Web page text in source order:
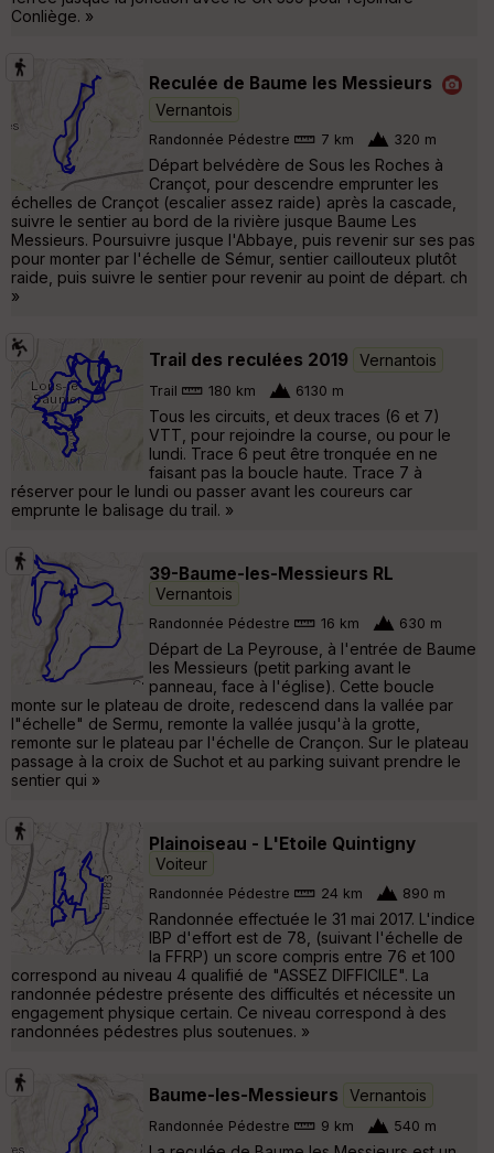
Conliège. »
Reculée de Baume les Messieurs
Vernantois
Randonnée Pédestre 7 km 320 m
Départ belvédère de Sous les Roches à
Crançot, pour descendre emprunter les
échelles de Crançot (escalier assez raide) après la cascade,
suivre le sentier au bord de la rivière jusque Baume Les
Messieurs. Poursuivre jusque l'Abbaye, puis revenir sur ses pas
pour monter par l'échelle de Sémur, sentier caillouteux plutôt
raide, puis suivre le sentier pour revenir au point de départ. ch
»
Trail des reculées 2019 Vernantois
Trail 180 km 6130 m
Tous les circuits, et deux traces (6 et 7)
VTT, pour rejoindre la course, ou pour le
lundi. Trace 6 peut être tronquée en ne
faisant pas la boucle haute. Trace 7 à
réserver pour le lundi ou passer avant les coureurs car
emprunte le balisage du trail. »
39-Baume-les-Messieurs RL
Vernantois
Randonnée Pédestre 16 km 630 m
Départ de La Peyrouse, à l'entrée de Baume
les Messieurs (petit parking avant le
panneau, face à l'église). Cette boucle
monte sur le plateau de droite, redescend dans la vallée par
l"échelle" de Sermu, remonte la vallée jusqu'à la grotte,
remonte sur le plateau par l'échelle de Crançon. Sur le plateau
passage à la croix de Suchot et au parking suivant prendre le
sentier qui »
Plainoiseau - L'Etoile Quintigny
Voiteur
Randonnée Pédestre 24 km 890 m
Randonnée effectuée le 31 mai 2017. L'indice
IBP d'effort est de 78, (suivant l'échelle de
la FFRP) un score compris entre 76 et 100
correspond au niveau 4 qualifié de "ASSEZ DIFFICILE". La
randonnée pédestre présente des difficultés et nécessite un
engagement physique certain. Ce niveau correspond à des
randonnées pédestres plus soutenues. »
Baume-les-Messieurs Vernantois
Randonnée Pédestre 9 km 540 m